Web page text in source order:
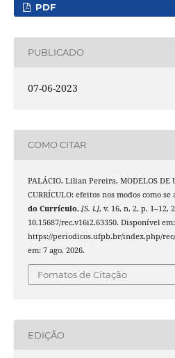
PDF
PUBLICADO
07-06-2023
COMO CITAR
PALÁCIO, Lilian Pereira. MODELOS DE
CURRÍCULO: efeitos nos modos como
do Currículo, [S. l.], v. 16, n. 2, p. 1–12,
10.15687/rec.v16i2.63350. Disponível em:
https://periodicos.ufpb.br/index.php/
em: 7 ago. 2026.
Fomatos de Citação
EDIÇÃO